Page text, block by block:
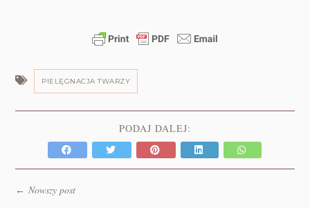
PIELĘGNACJA TWARZY
PODAJ DALEJ:
←Nowszy post